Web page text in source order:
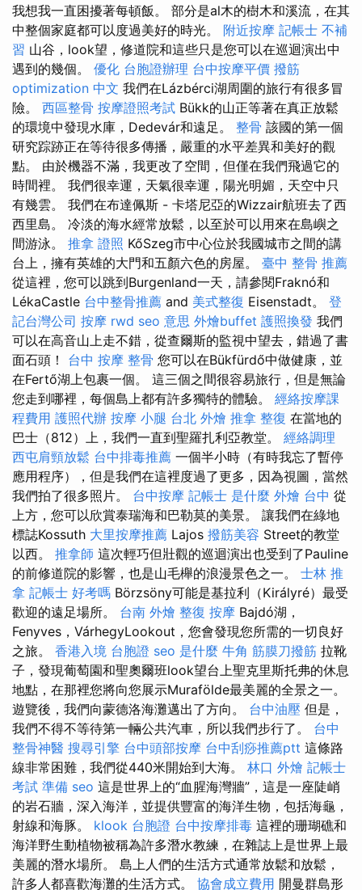
我想我一直困擾著每頓飯。 部分是al木的樹木和溪流，在其
中整個家庭都可以度過美好的時光。 附近按摩 記帳士 不補
習 山谷，look望，修道院和這些只是您可以在巡迴演出中
遇到的幾個。 優化 台胞證辦理 台中按摩平價 撥筋
optimization 中文 我們在Lázbérci湖周圍的旅行有很多冒
險。 西區整骨 按摩證照考試 Bükk的山正等著在真正放鬆
的環境中發現水庫，Dedevár和遠足。 整骨 該國的第一個
研究踪跡正在等待很多傳播，嚴重的水平差異和美好的觀
點。 由於機器不滿，我更改了空間，但僅在我們飛過它的
時間裡。 我們很幸運，天氣很幸運，陽光明媚，天空中只
有幾雲。 我們在布達佩斯 - 卡塔尼亞的Wizzair航班去了西
西里島。 冷淡的海水經常放鬆，以至於可以用來在島嶼之
間游泳。 推拿 證照 KőSzeg市中心位於我國城市之間的講
台上，擁有英雄的大門和五顏六色的房屋。 臺中 整骨 推薦
從這裡，您可以跳到Burgenland一天，請參閱Fraknó和
LékaCastle 台中整骨推薦 and 美式整復 Eisenstadt。 登
記台灣公司 按摩 rwd seo 意思 外燴buffet 護照換發 我們
可以在高音山上走不錯，從查爾斯的監視中望去，錯過了書
面石頭！ 台中 按摩 整骨 您可以在Bükfürdő中做健康，並
在Fertő湖上包裹一個。 這三個之間很容易旅行，但是無論
您走到哪裡，每個島上都有許多獨特的體驗。 經絡按摩課
程費用 護照代辦 按摩 小腿 台北 外燴 推拿 整復 在當地的
巴士（812）上，我們一直到聖羅扎利亞教堂。 經絡調理
西屯肩頸放鬆 台中排毒推薦 一個半小時（有時我忘了暫停
應用程序），但是我們在這裡度過了更多，因為視圖，當然
我們拍了很多照片。 台中按摩 記帳士 是什麼 外燴 台中 從
上方，您可以欣賞泰瑞海和巴勒莫的美景。 讓我們在綠地
標誌Kossuth 大里按摩推薦 Lajos 撥筋美容 Street的教堂
以西。 推拿師 這次輕巧但壯觀的巡迴演出也受到了Pauline
的前修道院的影響，也是山毛櫸的浪漫景色之一。 士林 推
拿 記帳士 好考嗎 Börzsöny可能是基拉利（Királyré）最受
歡迎的遠足場所。 台南 外燴 整復 按摩 Bajdó湖，
Fenyves，VárhegyLookout，您會發現您所需的一切良好
之旅。 香港入境 台胞證 seo 是什麼 牛角 筋膜刀撥筋 拉靴
子，發現葡萄園和聖奧爾班look望台上聖克里斯托弗的休息
地點，在那裡您將向您展示Murafölde最美麗的全景之一。
遊覽後，我們向蒙德洛海灘邁出了方向。 台中油壓 但是，
我們不得不等待第一輛公共汽車，所以我們步行了。 台中
整骨神醫 搜尋引擎 台中頭部按摩 台中刮痧推薦ptt 這條路
線非常困難，我們從440米開始到大海。 林口 外燴 記帳士
考試 準備 seo 這是世界上的“血腥海灣牆”，這是一座陡峭
的岩石牆，深入海洋，並提供豐富的海洋生物，包括海龜，
射線和海豚。 klook 台胞證 台中按摩排毒 這裡的珊瑚礁和
海洋野生動植物被稱為許多潛水教練，在雜誌上是世界上最
美麗的潛水場所。 島上人們的生活方式通常放鬆和放鬆，
許多人都喜歡海灘的生活方式。 協會成立費用 開曼群島形